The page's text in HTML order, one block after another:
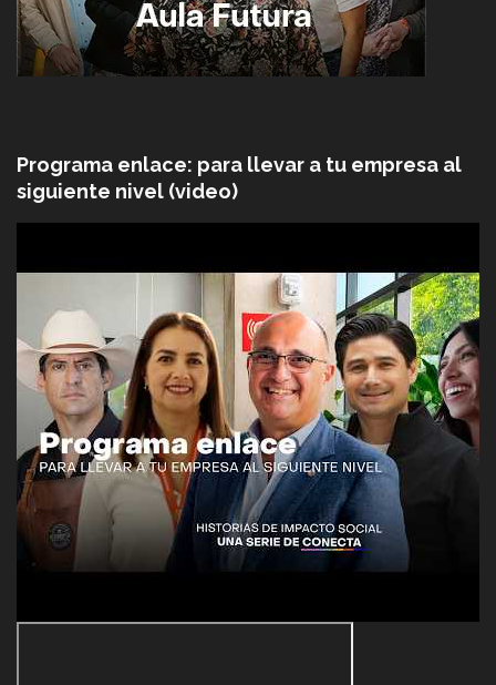
Programa enlace: para llevar a tu empresa al
siguiente nivel (video)